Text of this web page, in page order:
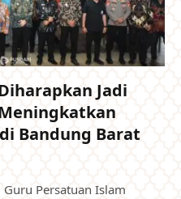
Jadi
Bandung Barat
Guru Persatuan Islam